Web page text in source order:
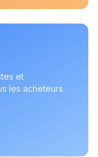
et
les acheteurs.